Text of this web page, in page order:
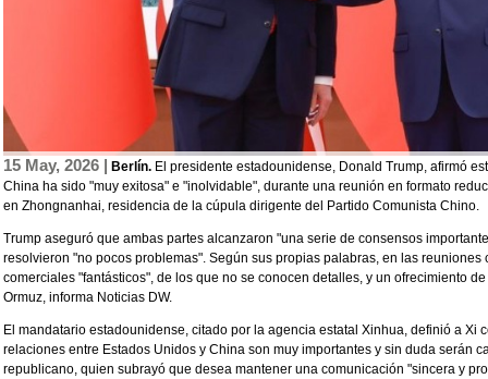
15 May, 2026 | Berlín. El presidente estadounidense, Donald Trump, afirmó
China ha sido "muy exitosa" e "inolvidable", durante una reunión en formato
en Zhongnanhai, residencia de la cúpula dirigente del Partido Comunista Chino.
Trump aseguró que ambas partes alcanzaron "una serie de consensos
resolvieron "no pocos problemas". Según sus propias palabras, en las
comerciales "fantásticos", de los que no se conocen detalles, y un ofrecimiento
Ormuz, informa Noticias DW.
El mandatario estadounidense, citado por la agencia estatal Xinhua, definió a Xi
relaciones entre Estados Unidos y China son muy importantes y sin duda serán
republicano, quien subrayó que desea mantener una comunicación "sincera y